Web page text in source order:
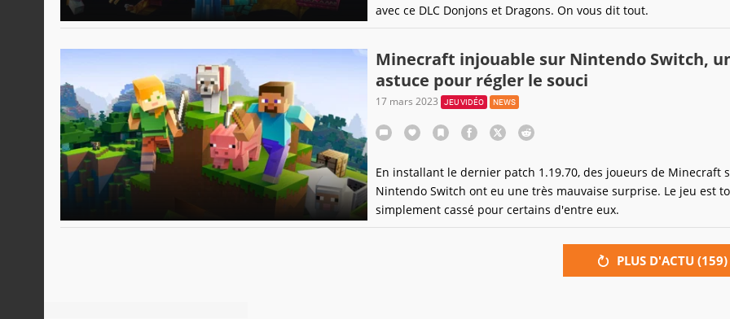
avec ce DLC Donjons et Dragons. On vous dit tout.
Minecraft injouable sur Nintendo Switch,
astuce pour régler le souci
17 mars 2023 JEU VIDÉO NEWS
En installant le dernier patch 1.19.70, des joueurs de Minecraft
Nintendo Switch ont eu une très mauvaise surprise. Le jeu est
simplement cassé pour certains d'entre eux.
PLUS D'ACTU (159)